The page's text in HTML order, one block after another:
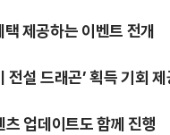
택제공하는 이벤트 전개
전설 드래곤’ 획득 기회 제
츠 업데이트도 함께 진행